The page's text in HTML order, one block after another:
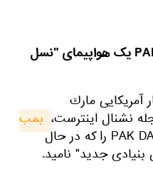
به عقیده نشنال اینترست، PAK DA یک هواپیمای "نسل
آمریكایی مارك
نشنال اینترست،
با نام PAK DA را كه در حال
جدید" نامید.